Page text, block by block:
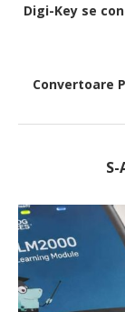
Digi-Key se
Convertoare
S-